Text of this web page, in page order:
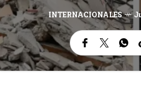
INTERNACIONALES